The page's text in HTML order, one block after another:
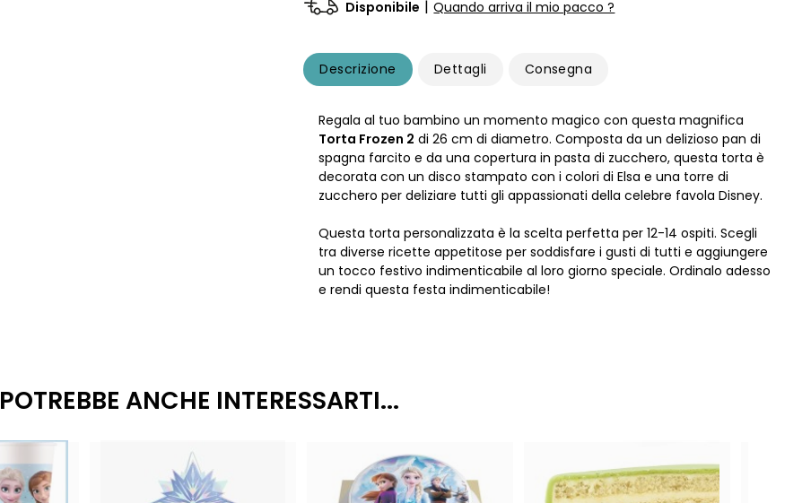
Disponibile | Quando arriva il mio pacco ?
Descrizione Dettagli Consegna
Regala al tuo bambino un momento magico con questa magnifica
Torta Frozen 2 di 26 cm di diametro. Composta da un delizioso pan di
spagna farcito e da una copertura in pasta di zucchero, questa torta è
decorata con un disco stampato con i colori di Elsa e una torre di
zucchero per deliziare tutti gli appassionati della celebre favola Disney.
Questa torta personalizzata è la scelta perfetta per 12-14 ospiti. Scegli
tra diverse ricette appetitose per soddisfare i gusti di tutti e aggiungere
un tocco festivo indimenticabile al loro giorno speciale. Ordinalo adesso
e rendi questa festa indimenticabile!
POTREBBE ANCHE INTERESSARTI...